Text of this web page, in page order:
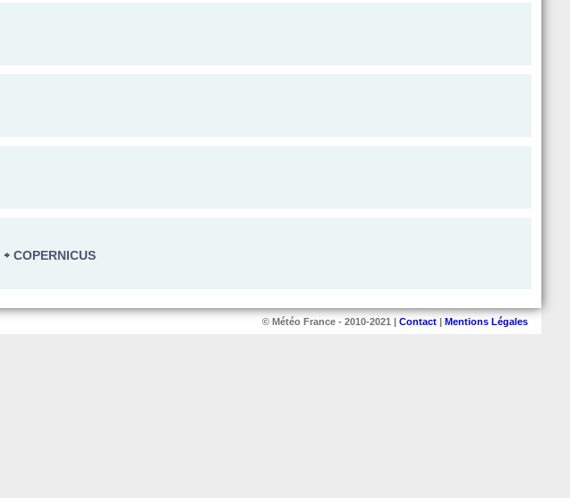
COPERNICUS
© Météo France - 2010-2021 | Contact | Mentions Légales